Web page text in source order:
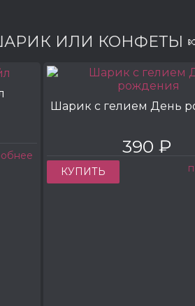
ИЛИ КОНФЕТЫ
Шарик с гелием День
390 ₽
КУПИТЬ